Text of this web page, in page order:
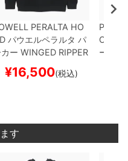
PERALTA HO
パウエルペラルタ パ
ー WINGED RIPPER
スケートボード
ケボー
¥16,500(税込)
OD
ーカー
す